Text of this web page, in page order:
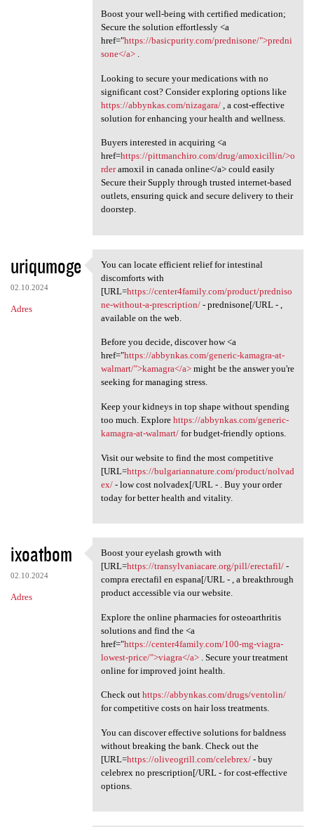
Boost your well-being with certified medication;
Secure the solution effortlessly <a
href="https://basicpurity.com/prednisone/">predni
sone</a>.
Looking to secure your medications with no
significant cost? Consider exploring options like
https://abbynkas.com/nizagara/, a cost-effective
solution for enhancing your health and wellness.
Buyers interested in acquiring <a
href=https://pittmanchiro.com/drug/amoxicillin/>o
rderamoxil in canada online</a> could easily
Secure their Supply through trusted internet-based
outlets, ensuring quick and secure delivery to their
doorstep.
uriqumoge
02.10.2024
Adres
You can locate efficient
You can locate efficient relief for intestinal
discomforts with
[URL=https://center4family.com/product/predniso
ne-without-a-prescription/- prednisone[/URL - ,
available on the web.
Before you decide, discover how <a
href="https://abbynkas.com/generic-kamagra-at-
walmart/">kamagra</a>might be the answer you're
seeking for managing stress.
Keep your kidneys in top shape without spending
too much. Explore https://abbynkas.com/generic-
kamagra-at-walmart/for budget-friendly options.
Visit our website to find the most competitive
[URL=https://bulgariannature.com/product/nolvad
ex/- low cost nolvadex[/URL - . Buy your order
today for better health and vitality.
ixoatbom
02.10.2024
Adres
Boost your eyelash growth
Boost your eyelash growth with
[URL=https://transylvaniacare.org/pill/erectafil/-
compra erectafil en espana[/URL - , a breakthrough
product accessible via our website.
Explore the online pharmacies for osteoarthritis
solutions and find the <a
href="https://center4family.com/100-mg-viagra-
lowest-price/">viagra</a>. Secure your treatment
online for improved joint health.
Check out https://abbynkas.com/drugs/ventolin/
for competitive costs on hair loss treatments.
You can discover effective solutions for baldness
without breaking the bank. Check out the
[URL=https://oliveogrill.com/celebrex/- buy
celebrex no prescription[/URL - for cost-effective
options.